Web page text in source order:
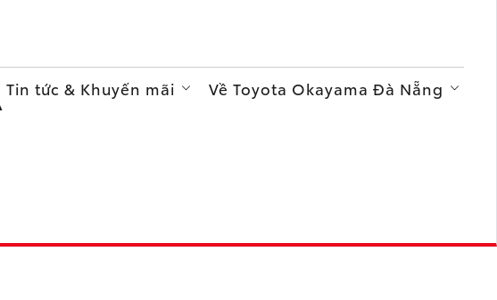
Tin tức & Khuyến mãi Về Toyota Okayama Đà Nẵng